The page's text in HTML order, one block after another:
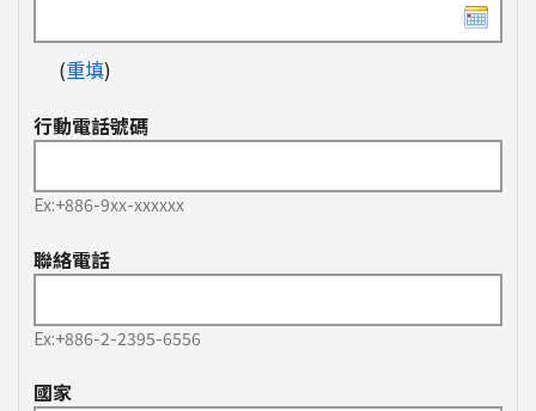
(重填)
行動電話號碼
Ex:+886-9xx-xxxxxx
聯絡電話
Ex:+886-2-2395-6556
國家